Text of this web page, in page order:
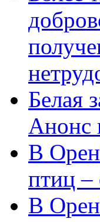
Белая
Анонс
В
птиц –
В